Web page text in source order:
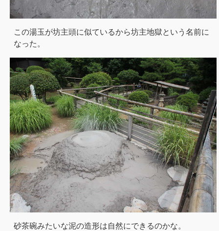
この湯玉が坊主頭に似ているから坊主地獄という名前に
なった。
砂茶碗みたいな泥の造形は自然にできるのかな。